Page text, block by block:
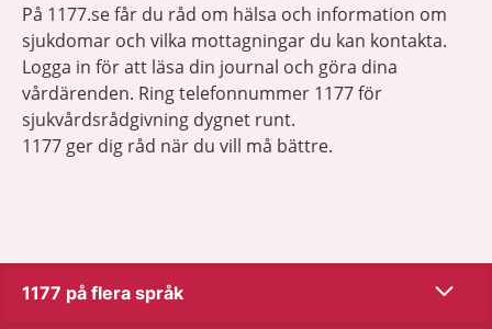
På 1177.se får du råd om hälsa och information om
sjukdomar och vilka mottagningar du kan kontakta.
Logga in för att läsa din journal och göra dina
vårdärenden. Ring telefonnummer 1177 för
sjukvårdsrådgivning dygnet runt.
1177 ger dig råd när du vill må bättre.
1177 på flera språk Visa